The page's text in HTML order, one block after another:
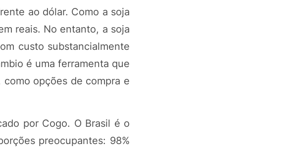
ao dólar. Como a soja
reais. No entanto, a soja
custo substancialmente
é uma ferramenta que
opções de compra e
por Cogo. O Brasil é o
preocupantes: 98%